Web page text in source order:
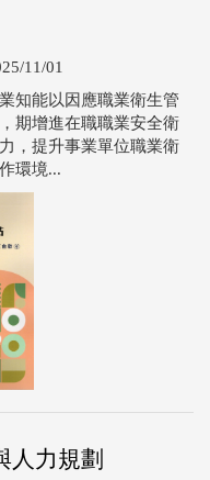
11/01
知能以因應職業衛生管
期增進在職職業安全衛
，提升事業單位職業衛
環境...
人力規劃